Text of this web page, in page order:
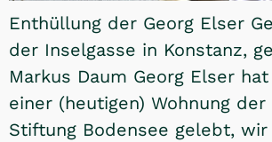
Enthüllung der Georg Elser
der Inselgasse in Konstanz,
Markus Daum Georg Elser
einer (heutigen) Wohnung der
Stiftung Bodensee gelebt,